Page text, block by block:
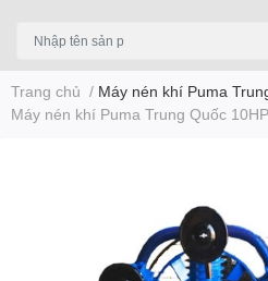
Trang chủ / Máy nén khí Puma
Máy nén khí Puma Trung Quốc